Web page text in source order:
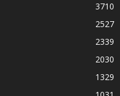
3710
2527
2339
2030
1329